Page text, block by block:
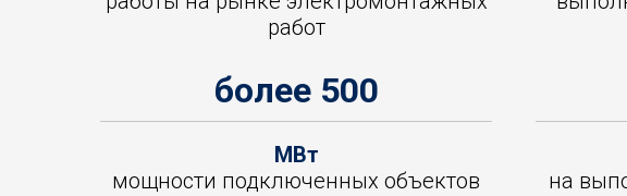
работ
более 500
МВт
мощности подключенных объектов
на